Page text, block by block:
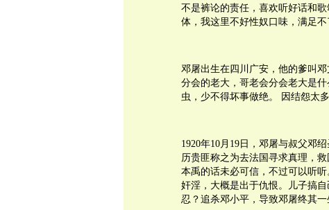
不是裤论的责任，喜欢听好话和
体，我这里不好性奴口味，满足不
邓屠出生在四川广安，他的爹叫
分会的老大，哥老会分会老大是
虫，少不得坏事做绝。 因结怨太
1920年10月19日，邓屠与叔父邓
历贵匪称之为去法国寻求真理，
本禹的话未必可信，不过可以听
奸淫，大概是出于仇恨。儿子搞
忍？追杀邓小平，导致邓屠终其一